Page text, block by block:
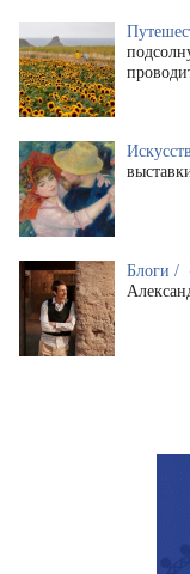
Блоги /